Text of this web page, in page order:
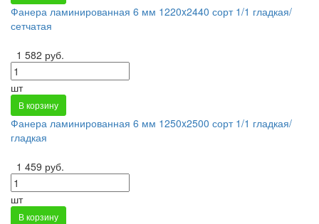
Фанера ламинированная 6 мм 1220x2440 сорт 1/1 гладкая/
сетчатая
1 582 руб.
шт
В корзину
Фанера ламинированная 6 мм 1250x2500 сорт 1/1 гладкая/
гладкая
1 459 руб.
шт
В корзину